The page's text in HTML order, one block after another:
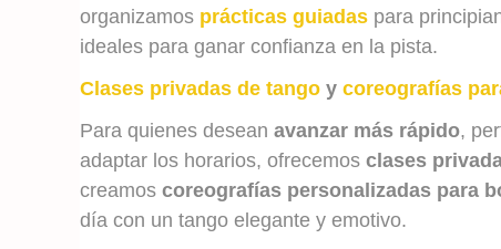
organizamos prácticas guiadas para
ideales para ganar confianza en la pista.
Clases privadas de tango y coreografías
Para quienes desean avanzar más rápido,
adaptar los horarios, ofrecemos clases
creamos coreografías personalizadas para
día con un tango elegante y emotivo.